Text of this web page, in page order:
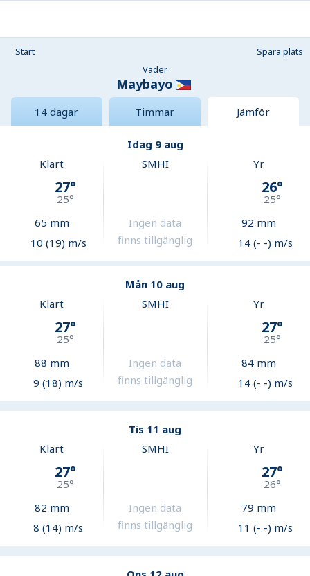
Start
Spara plats
Väder
Maybayo
14 dagar Timmar Jämför
Idag 9 aug
Klart
27°
25°
65 mm
10 (19) m/s
SMHI
Ingen data
finns tillgänglig
Yr
26°
25°
92 mm
14 (- -) m/s
Mån 10 aug
Klart
27°
25°
88 mm
9 (18) m/s
SMHI
Ingen data
finns tillgänglig
Yr
27°
25°
84mm
14 (- -) m/s
Tis 11 aug
Klart
27°
25°
82 mm
8 (14) m/s
SMHI
Ingen data
finns tillgänglig
Yr
27°
26°
79 mm
11 (- -) m/s